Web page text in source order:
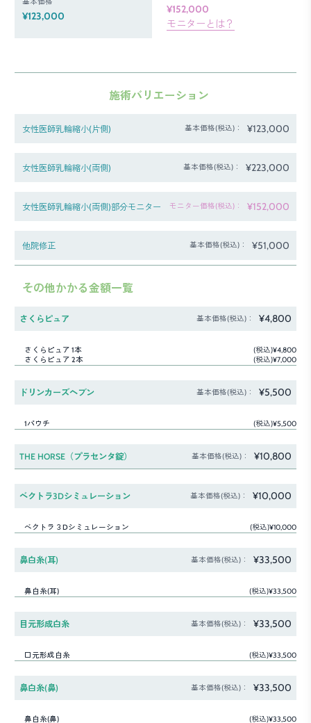
¥123,000
¥152,000
モニターとは？
施術バリエーション
女性医師乳輪縮小(片側) 基本価格(税込)： ¥123,000
女性医師乳輪縮小(両側) 基本価格(税込)： ¥223,000
女性医師乳輪縮小(両側)部分モニター モニター価格(税込)： ¥152,000
他院修正 基本価格(税込)： ¥51,000
その他かかる金額一覧
さくらピュア 基本価格(税込)： ¥4,800
さくらピュア 1本
(税込)¥4,800
さくらピュア 2本
(税込)¥7,000
ドリンカーズヘブン 基本価格(税込)： ¥5,500
1パウチ (税込)¥5,500
THE HORSE（プラセンタ錠） 基本価格(税込)： ¥10,800
ベクトラ3Dシミュレーション 基本価格(税込)： ¥10,000
ベクトラ３Dシミュレーション (税込)¥10,000
鼻白糸(耳) 基本価格(税込)： ¥33,500
鼻白糸(耳) (税込)¥33,500
目元形成白糸 基本価格(税込)： ¥33,500
口元形成白糸 (税込)¥33,500
鼻白糸(鼻) 基本価格(税込)： ¥33,500
鼻白糸(鼻) (税込)¥33,500